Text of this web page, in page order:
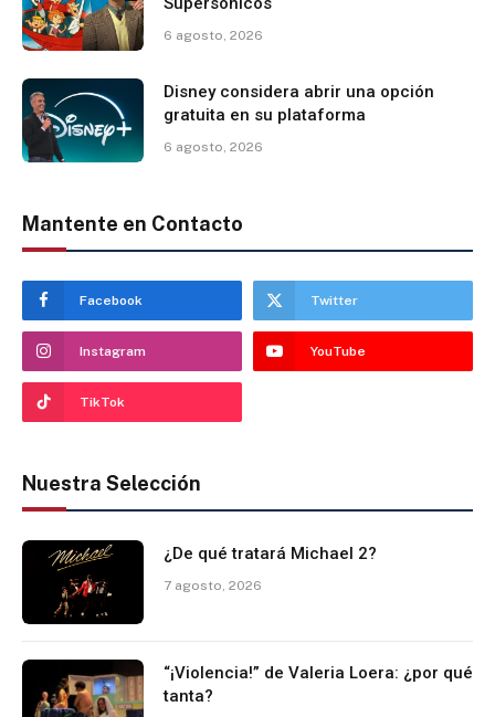
6 agosto, 2026
Disney considera abrir una opción
gratuita en su plataforma
6 agosto, 2026
Mantente en Contacto
Facebook Twitter
Instagram YouTube
TikTok
Nuestra Selección
¿De qué tratará Michael 2?
7 agosto, 2026
“¡Violencia!” de Valeria Loera: ¿por qué
tanta?